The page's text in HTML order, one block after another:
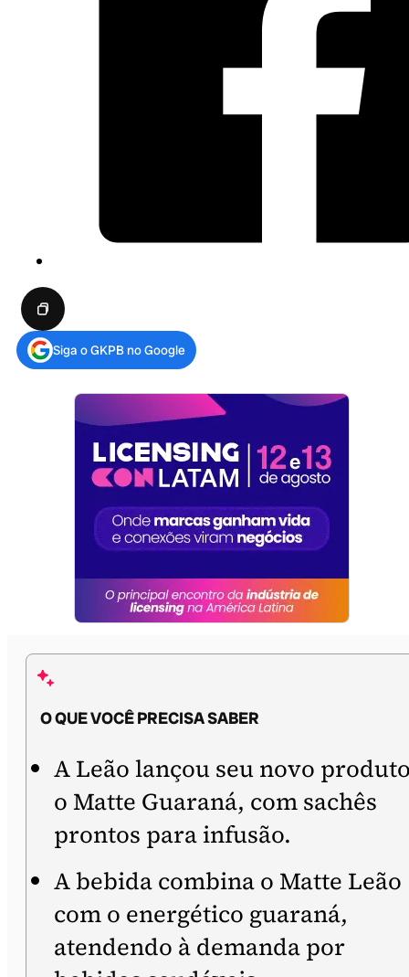
Siga o GKPB no Google
O QUE VOCÊ PRECISA SABER
A Leão lançou seu novo
o Matte Guaraná, com sachês
prontos para infusão.
A bebida combina o Matte Leão
com o energético guaraná,
atendendo à demanda por